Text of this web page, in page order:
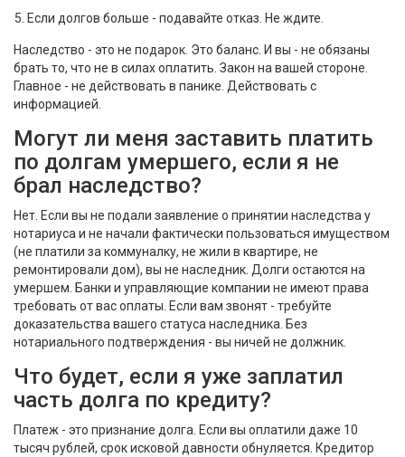
Если долгов больше - подавайте отказ. Не ждите.
Наследство - это не подарок. Это баланс. И вы - не обязаны
брать то, что не в силах оплатить. Закон на вашей стороне.
Главное - не действовать в панике. Действовать с
информацией.
Могут ли меня заставить платить
по долгам умершего, если я не
брал наследство?
Нет. Если вы не подали заявление о принятии наследства у
нотариуса и не начали фактически пользоваться имуществом
(не платили за коммуналку, не жили в квартире, не
ремонтировали дом), вы не наследник. Долги остаются на
умершем. Банки и управляющие компании не имеют права
требовать от вас оплаты. Если вам звонят - требуйте
доказательства вашего статуса наследника. Без
нотариального подтверждения - вы ничей не должник.
Что будет, если я уже заплатил
часть долга по кредиту?
Платеж - это признание долга. Если вы оплатили даже 10
тысяч рублей, срок исковой давности обнуляется. Кредитор